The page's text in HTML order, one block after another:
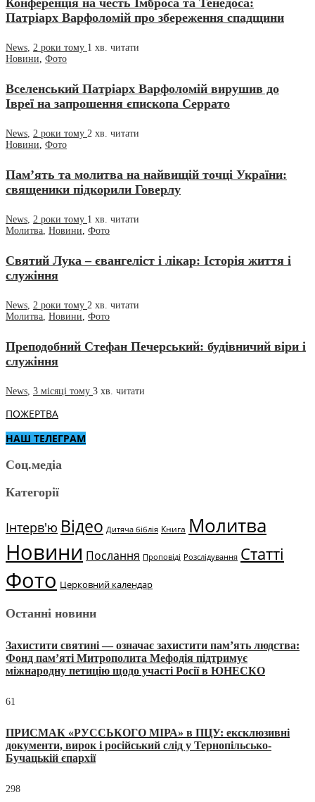
Конференція на честь Імброса та Тенедоса:
Патріарх Варфоломій про збереження спадщини
News, 2 роки тому 1 хв. читати
Новини, Фото
Вселенський Патріарх Варфоломій вирушив до
Івреї на запрошення єпископа Серрато
News, 2 роки тому 2 хв. читати
Новини, Фото
Пам’ять та молитва на найвищій точці України:
священики підкорили Говерлу
News 2 роки тому 1 хв. читати
Молитва Новини Фото
Святий Лука – євангеліст і лікар: Історія життя і
служіння
News 2 роки тому 2 хв. читати
Молитва Новини Фото
Преподобний Стефан Печерський: будівничий віри і
служіння
News 3 місяці тому 3 хв. читати
ПОЖЕРТВА
НАШ ТЕЛЕГРАМ
Соц.медіа
Категорії
Інтерв'ю Відео Дитяча біблія Книга Молитва
Новини Послання Проповіді Розслідування Статті
Фото Церковний календар
Останні новини
Захистити святині — означає захистити пам’ять людства:
Фонд пам’яті Митрополита Мефодія підтримує
міжнародну петицію щодо участі Росії в ЮНЕСКО
61
ПРИСМАК «РУССЬКОГО МІРА» в ПЦУ: ексклюзивні
документи, вирок і російський слід у Тернопільсько-
Бучацькій єпархії
298